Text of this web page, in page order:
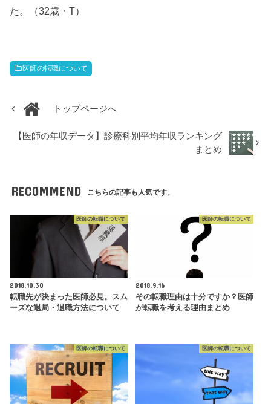
た。（32歳・T）
医師の転職について
トップページへ
【医師の年収データ】診療科別平均年収ランキング
まとめ
RECOMMEND こちらの記事も人気です。
医師の転職について
2018.10.30
転職先が決まった医師必見。スム
ーズな退局・退職方法について
医師の転職について
2018.9.16
その転職理由は十分ですか？医師
が転職を考える理由まとめ
医師の転職について 医師の転職について